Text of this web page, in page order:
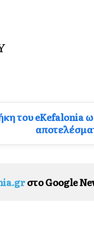
του eKefalonia
στο Google